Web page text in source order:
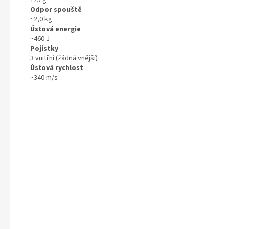
Odpor spouště
~2,0 kg
Úsťová energie
~460 J
Pojistky
3 vnitřní (žádná vnější)
Úsťová rychlost
~340 m/s